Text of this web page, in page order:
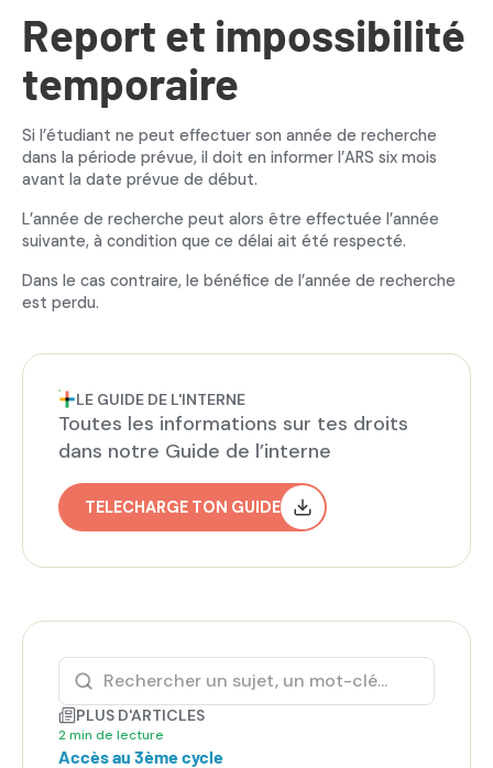
Report et impossibilité
temporaire
Si l’étudiant ne peut effectuer son année de recherche
dans la période prévue, il doit en informer l’ARS six mois
avant la date prévue de début.
L’année de recherche peut alors être effectuée l’année
suivante, à condition que ce délai ait été respecté.
Dans le cas contraire, le bénéfice de l’année de recherche
est perdu.
LE GUIDE DE L'INTERNE
Toutes les informations sur tes droits
dans notre Guide de l’interne
TELECHARGE TON GUIDE
PLUS D'ARTICLES
2 min de lecture
Accès au 3ème cycle